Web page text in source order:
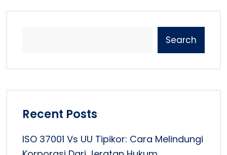
Search
Recent Posts
ISO 37001 Vs UU Tipikor: Cara Melindungi